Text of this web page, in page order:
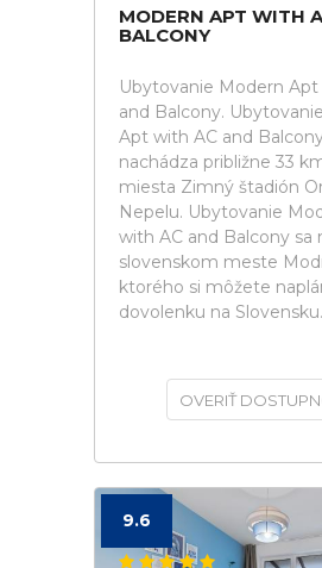
MODERN APT WITH
BALCONY
Ubytovanie Modern
and Balcony.
Apt with AC and
nachádza približne 33
miesta Zimný štadión
Nepelu. Ubytovanie
with AC and Balcony sa
slovenskom meste
ktorého si môžete
dovolenku na Slovensku.
OVERIŤ
9.6